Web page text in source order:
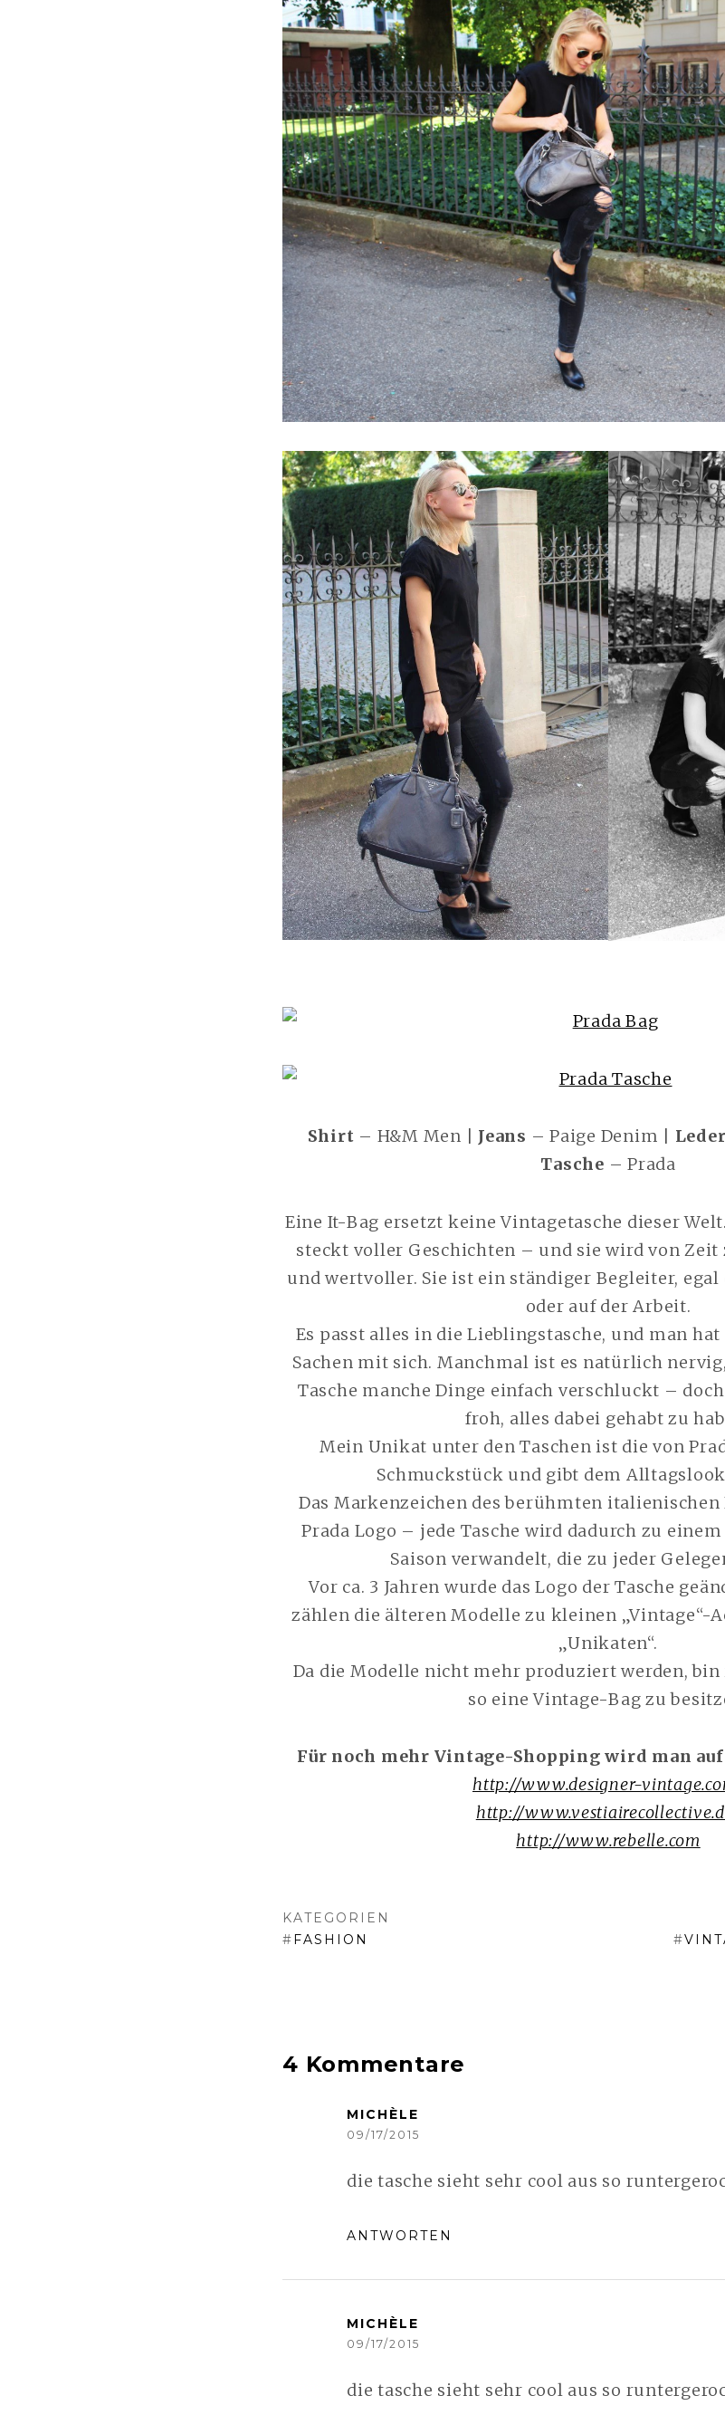
Shirt – H&M Men | Jeans – Paige Denim |
Tasche – Prada
Eine It-Bag ersetzt keine Vintagetasche dieser
steckt voller Geschichten – und sie wird von
und wertvoller. Sie ist ein ständiger Begleiter, egal
oder auf der Arbeit.
Es passt alles in die Lieblingstasche, und man
Sachen mit sich. Manchmal ist es natürlich
Tasche manche Dinge einfach verschluckt –
froh, alles dabei gehabt zu
Mein Unikat unter den Taschen ist die von
Schmuckstück und gibt dem
Das Markenzeichen des berühmten
Prada Logo – jede Tasche wird dadurch zu
Saison verwandelt, die zu jeder
Vor ca. 3 Jahren wurde das Logo der Tasche
zählen die älteren Modelle zu kleinen „Vintage“-
„Unikaten“.
Da die Modelle nicht mehr produziert werden, bin
so eine Vintage-Bag zu
Für noch mehr Vintage-Shopping wird man
http://www.designer-
http://
http://www.rebelle.com
KATEGORIEN
#FASHION
#
4 Kommentare
MICHÈLE
09/17/2015
die tasche sieht sehr cool aus so
ANTWORTEN
MICHÈLE
09/17/2015
die tasche sieht sehr cool aus so